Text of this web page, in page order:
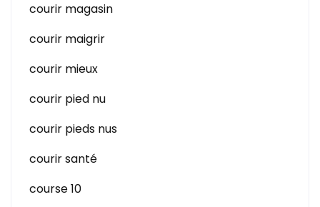
courir magasin
courir maigrir
courir mieux
courir pied nu
courir pieds nus
courir santé
course 10